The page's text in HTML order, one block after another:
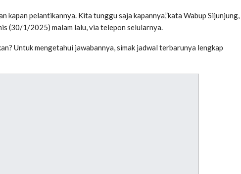
kapan pelantikannya. Kita tunggu saja kapannya,”kata Wabup Sijunjung,
(30/1/2025) malam lalu, via telepon selularnya.
Untuk mengetahui jawabannya, simak jadwal terbarunya lengkap